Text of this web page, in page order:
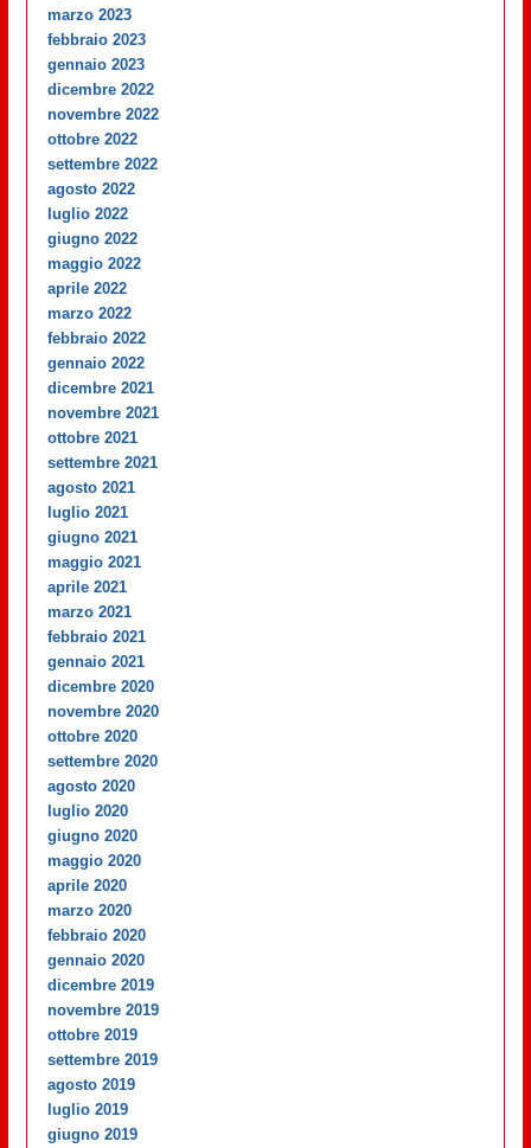
marzo 2023
febbraio 2023
gennaio 2023
dicembre 2022
novembre 2022
ottobre 2022
settembre 2022
agosto 2022
luglio 2022
giugno 2022
maggio 2022
aprile 2022
marzo 2022
febbraio 2022
gennaio 2022
dicembre 2021
novembre 2021
ottobre 2021
settembre 2021
agosto 2021
luglio 2021
giugno 2021
maggio 2021
aprile 2021
marzo 2021
febbraio 2021
gennaio 2021
dicembre 2020
novembre 2020
ottobre 2020
settembre 2020
agosto 2020
luglio 2020
giugno 2020
maggio 2020
aprile 2020
marzo 2020
febbraio 2020
gennaio 2020
dicembre 2019
novembre 2019
ottobre 2019
settembre 2019
agosto 2019
luglio 2019
giugno 2019